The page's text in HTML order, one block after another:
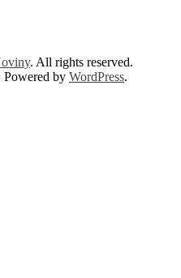
. All rights reserved.
Powered by WordPress.